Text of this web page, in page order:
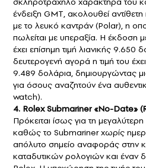
ένδειξη GMT, ακολουθεί
με το λευκό καντράν (Polar), η
πωλείται με υπεραξία. Η έκδοση
έχει επίσημη τιμή λιανικής 9.650
δευτερογενή αγορά η τιμή του
9.489 δολάρια, δημιουργώντας
για όσους αναζητούν ένα
watch).
4. Rolex Submariner «No-Date»
Πρόκειται ίσως για τη
καθώς το Submariner χωρίς
απόλυτο σημείο αναφοράς στην
καταδυτικών ρολογιών και έναν